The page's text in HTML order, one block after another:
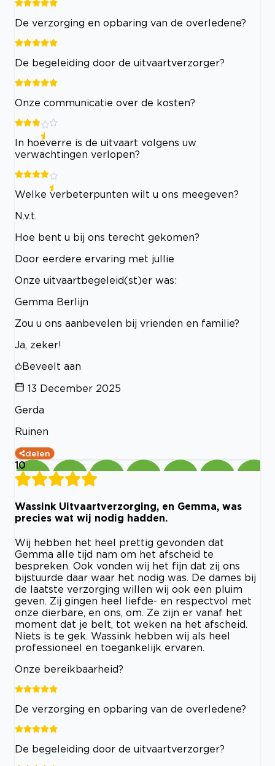
De verzorging en opbaring van de overledene?
De begeleiding door de uitvaartverzorger?
Onze communicatie over de kosten?
In hoeverre is de uitvaart volgens uw
verwachtingen verlopen?
Welke verbeterpunten wilt u ons meegeven?
N.v.t.
Hoe bent u bij ons terecht gekomen?
Door eerdere ervaring met jullie
Onze uitvaartbegeleid(st)er was:
Gemma Berlijn
Zou u ons aanbevelen bij vrienden en familie?
Ja, zeker!
Beveelt aan
13 December 2025
Gerda
Ruinen
delen
10
Wassink Uitvaartverzorging, en Gemma, was
precies wat wij nodig hadden.
Wij hebben het heel prettig gevonden dat
Gemma alle tijd nam om het afscheid te
bespreken. Ook vonden wij het fijn dat zij ons
bijstuurde daar waar het nodig was. De dames bij
de laatste verzorging willen wij ook een pluim
geven. Zij gingen heel liefde- en respectvol met
onze dierbare, en ons, om. Ze zijn er vanaf het
moment dat je belt, tot weken na het afscheid.
Niets is te gek. Wassink hebben wij als heel
professioneel en toegankelijk ervaren.
Onze bereikbaarheid?
De verzorging en opbaring van de overledene?
De begeleiding door de uitvaartverzorger?